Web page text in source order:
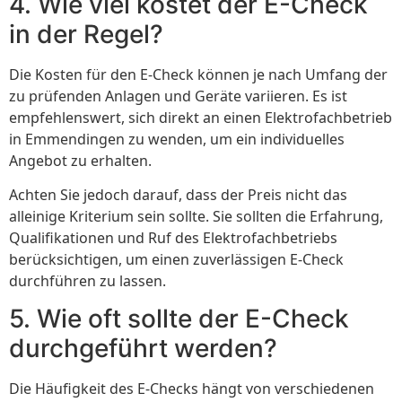
in der Regel?
Die Kosten für den E-Check können je nach Umfang der
zu prüfenden Anlagen und Geräte variieren. Es ist
empfehlenswert, sich direkt an einen Elektrofachbetrieb
in Emmendingen zu wenden, um ein individuelles
Angebot zu erhalten.
Achten Sie jedoch darauf, dass der Preis nicht das
alleinige Kriterium sein sollte. Sie sollten die Erfahrung,
Qualifikationen und Ruf des Elektrofachbetriebs
berücksichtigen, um einen zuverlässigen E-Check
durchführen zu lassen.
5. Wie oft sollte der E-Check
durchgeführt werden?
Die Häufigkeit des E-Checks hängt von verschiedenen